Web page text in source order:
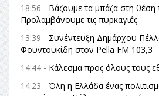
18:56 - Βάζουμε τα μπάζα στη θέση
Προλαμβάνουμε τις πυρκαγιές
13:39 - Συνέντευξη Δημάρχου
Φουντουκίδη στον Pella FM 103,3
14:44 - Κάλεσμα προς όλους τους
14:23 - Όλη η Ελλάδα ένας